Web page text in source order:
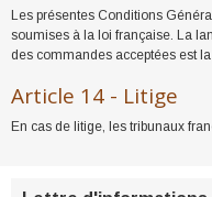
Les présentes Conditions
soumises à la loi française. La
des commandes acceptées est
Article 14 - Litige
En cas de litige, les tribunaux